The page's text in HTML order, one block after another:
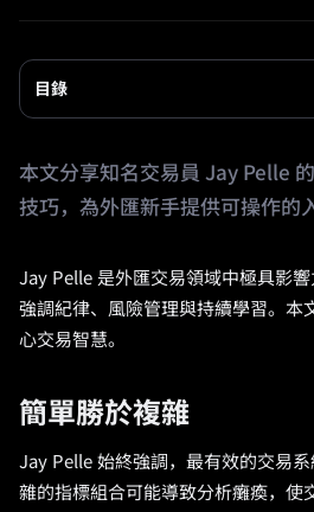
目錄
本文分享知名交易員 Jay Pelle
技巧，為外匯新手提供可操作的
Jay Pelle 是外匯交易領域中極具影
強調紀律、風險管理與持續學習。本
心交易智慧。
簡單勝於複雜
Jay Pelle 始終強調，最有效的交易
雜的指標組合可能導致分析癱瘓，使